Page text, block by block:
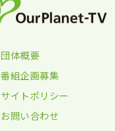
団体概要
番組企画募集
サイトポリシー
お問い合わせ